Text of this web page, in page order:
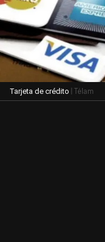
Tarjeta de crédito | Télam